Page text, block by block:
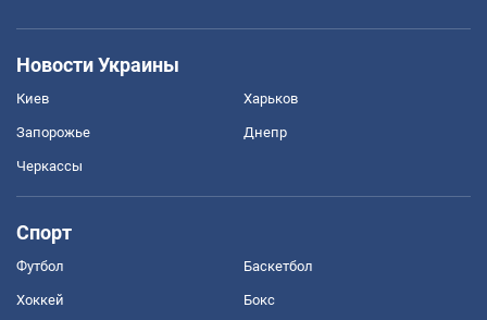
Новости Украины
Киев Харьков
Запорожье Днепр
Черкассы
Спорт
Футбол Баскетбол
Хоккей Бокс